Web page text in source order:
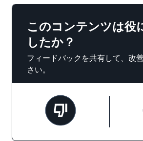
このコンテンツは役
したか？
フィードバックを共有して、改
さい。